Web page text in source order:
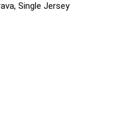
Single Jersey